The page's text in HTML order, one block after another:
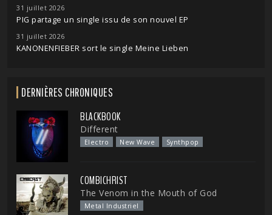
31 juillet 2026
PIG partage un single issu de son nouvel EP
31 juillet 2026
KANONENFIEBER sort le single Meine Lieben
DERNIÈRES CHRONIQUES
BLACKBOOK
Different
Electro New Wave Synthpop
COMBICHRIST
The Venom in the Mouth of God
Metal Industriel